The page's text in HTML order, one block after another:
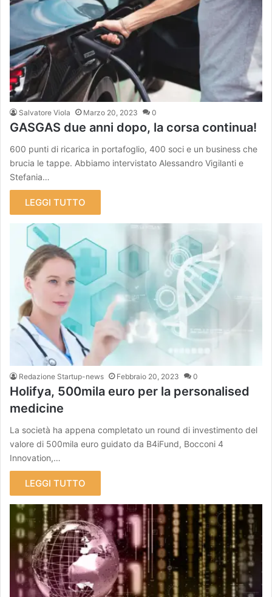
Salvatore Viola Marzo 20, 2023 0
GASGAS due anni dopo, la corsa continua!
600 punti di ricarica in portafoglio, 400 soci e un business che
brucia le tappe. Abbiamo intervistato Alessandro Vigilanti e
Stefania…
LEGGI TUTTO
Redazione Startup-news Febbraio 20, 2023 0
Holifya, 500mila euro per la personalised
medicine
La società ha appena completato un round di investimento del
valore di 500mila euro guidato da B4iFund, Bocconi 4
Innovation,…
LEGGI TUTTO